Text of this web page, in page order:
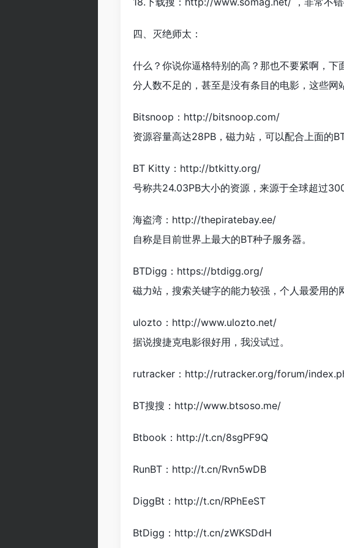
四、灭绝师太：
什么？你说你逼格特别的高？那也不要紧啊，
分人数不足的，甚至是没有条目的电影，这些网
Bitsnoop：http://bitsnoop.com/
资源容量高达28PB，磁力站，可以配合上面的
BT Kitty：http://btkitty.org/
号称共24.03PB大小的资源，来源于全球超过300
海盗湾：http://thepiratebay.ee/
自称是目前世界上最大的BT种子服务器。
BTDigg：https://btdigg.org/
磁力站，搜索关键字的能力较强，个人最爱用的
ulozto：http://www.ulozto.net/
据说搜捷克电影很好用，我没试过。
rutracker：http://rutracker.org/forum/
BT搜搜：http://www.btsoso.me/
Btbook：http://t.cn/8sgPF9Q
RunBT：http://t.cn/Rvn5wDB
DiggBt：http://t.cn/RPhEeST
BtDigg：http://t.cn/zWKSDdH